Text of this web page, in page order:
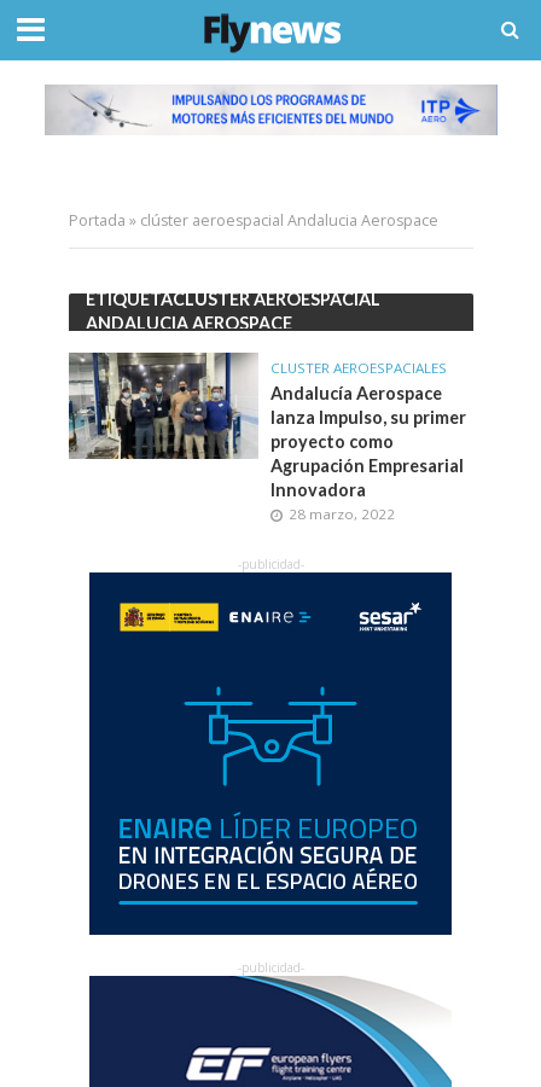
Portada » clúster aeroespacial Andalucia Aerospace
ETIQUETACLÚSTER AEROESPACIAL
ANDALUCIA AEROSPACE
CLUSTER AEROESPACIALES
Andalucía Aerospace
lanza Impulso, su primer
proyecto como
Agrupación Empresarial
Innovadora
28 marzo, 2022